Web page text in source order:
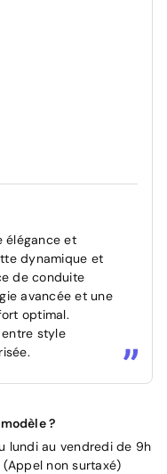
élégance et
dynamique et
de conduite
avancée et une
optimal.
style
?
lundi au vendredi de 9h
non surtaxé)